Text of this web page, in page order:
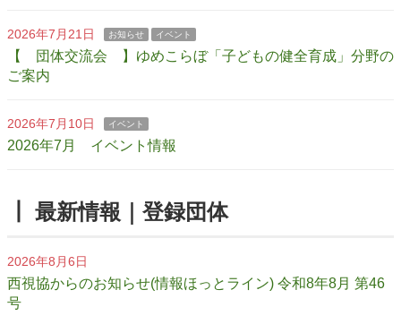
2026年7月21日 お知らせ イベント
【 団体交流会 】ゆめこらぼ「子どもの健全育成」分野の
ご案内
2026年7月10日 イベント
2026年7月 イベント情報
┃ 最新情報｜登録団体
2026年8月6日
西視協からのお知らせ(情報ほっとライン) 令和8年8月 第46
号